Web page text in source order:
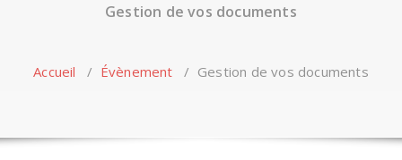
Gestion de vos documents
Accueil / Évènement / Gestion de vos documents